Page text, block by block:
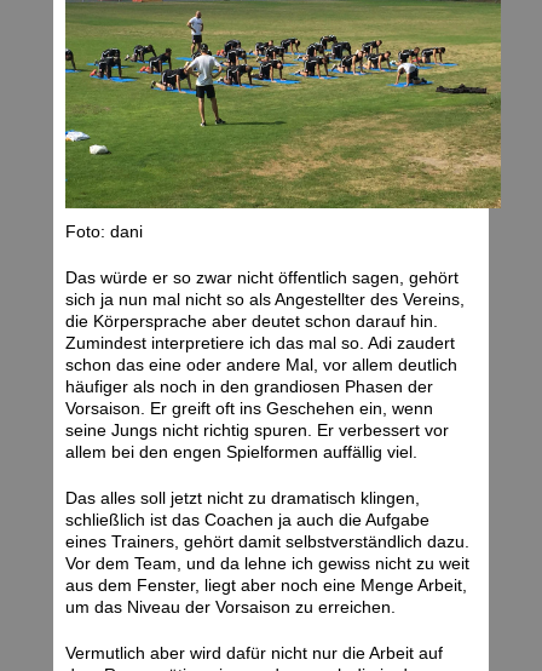
Foto: dani
Das würde er so zwar nicht öffentlich sagen, gehört
sich ja nun mal nicht so als Angestellter des Vereins,
die Körpersprache aber deutet schon darauf hin.
Zumindest interpretiere ich das mal so. Adi zaudert
schon das eine oder andere Mal, vor allem deutlich
häufiger als noch in den grandiosen Phasen der
Vorsaison. Er greift oft ins Geschehen ein, wenn
seine Jungs nicht richtig spuren. Er verbessert vor
allem bei den engen Spielformen auffällig viel.
Das alles soll jetzt nicht zu dramatisch klingen,
schließlich ist das Coachen ja auch die Aufgabe
eines Trainers, gehört damit selbstverständlich dazu.
Vor dem Team, und da lehne ich gewiss nicht zu weit
aus dem Fenster, liegt aber noch eine Menge Arbeit,
um das Niveau der Vorsaison zu erreichen.
Vermutlich aber wird dafür nicht nur die Arbeit auf